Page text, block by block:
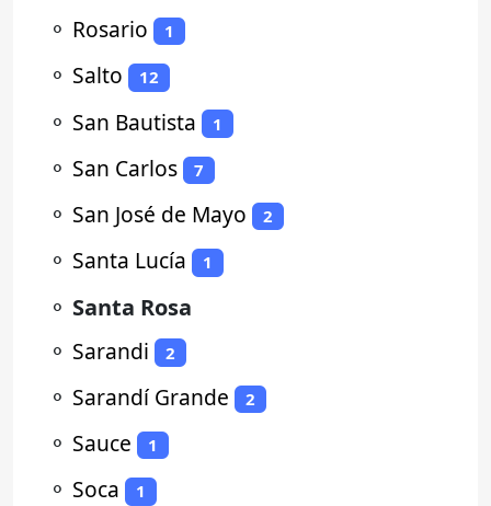
⚬ Rosario 1
⚬ Salto 12
⚬ San Bautista 1
⚬ San Carlos 7
⚬ San José de Mayo 2
⚬ Santa Lucía 1
⚬ Santa Rosa
⚬ Sarandi 2
⚬ Sarandí Grande 2
⚬ Sauce 1
⚬ Soca 1